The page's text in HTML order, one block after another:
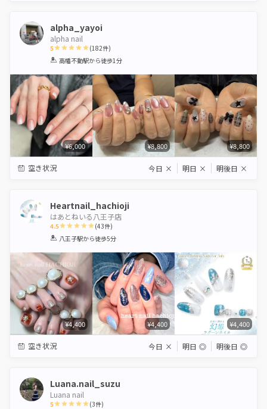
alpha_yayoi
alpha nail
5
1 2 3 4 5
(182件)
高幡不動駅から徒歩1分
¥6,000 ¥8,800 ¥8,800
空き状況 今日 × 明日 × 明後日 ×
Heartnail_hachioji
はあとねいる八王子店
4.5
1 2 3 4 5
(43件)
八王子駅から徒歩5分
¥4,400 ¥4,400 ¥4,400
空き状況 今日 × 明日 ◎ 明後日 ◎
Luana.nail_suzu
Luana nail
5 (3件)